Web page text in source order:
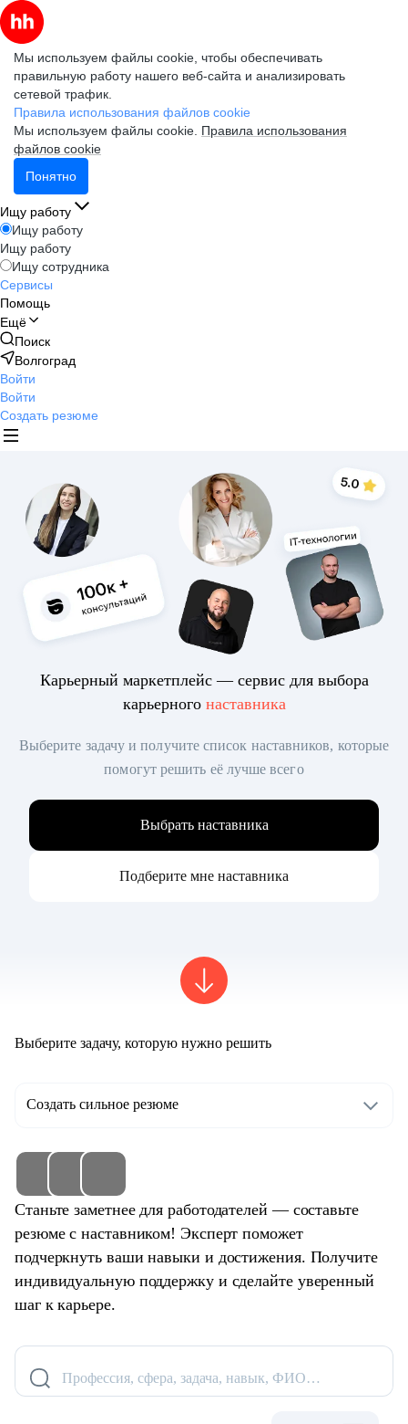
Мы используем файлы cookie, чтобы обеспечивать
правильную работу нашего веб-сайта и анализировать
сетевой трафик.
Правила использования файлов cookie
Мы используем файлы cookie. Правила использования
файлов cookie
Понятно
Ищу работу
Ищу работу
Ищу работу
Ищу сотрудника
Сервисы
Помощь
Ещё
Поиск
Волгоград
Войти
Войти
Создать резюме
Карьерный маркетплейс — сервис для выбора
карьерного наставника
Выберите задачу и получите список наставников, которые
помогут решить её лучше всего
Выбрать наставника
Подберите мне наставника
Выберите задачу, которую нужно решить
Создать сильное резюме
Станьте заметнее для работодателей — составьте
резюме с наставником! Эксперт поможет
подчеркнуть ваши навыки и достижения. Получите
индивидуальную поддержку и сделайте уверенный
шаг к карьере.
Профессия, сфера, задача, навык, ФИО…